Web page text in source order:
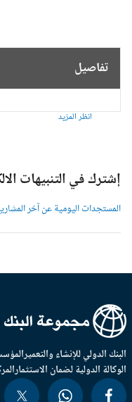
تفاصيل
انظر المزيد
إشترك في التنبيهات
المستجدات اليومية عن آخر المشاريع
الدولي للإنشاء والتعميرالمؤسسة
الدولية لضمان الاستثمار